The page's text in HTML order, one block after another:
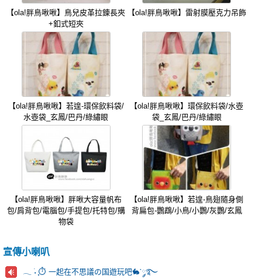
【ola!胖鳥啾啾】鳥兒皮革拉錬長夾
+釦式短夾
【ola!胖鳥啾啾】雷射膜壓克力吊飾
【ola!胖鳥啾啾】若遑-環保飲料袋/
水壺袋_玄鳳/巴丹/綠繡眼
【ola!胖鳥啾啾】環保飲料袋/水壺
袋_玄鳳/巴丹/綠繡眼
【ola!胖鳥啾啾】胖啾大容量帆布
包/肩背包/電腦包/手提包/托特包/購
物袋
【ola!胖鳥啾啾】若遑-鳥翅隨身側
背扁包-鸚鵡/小鳥/小鸚/灰鸚/玄鳳
宣傳小喇叭
𓂃 ࣪˖ ִֶָ⏱️ 一起在不思議の国遊玩吧🐇་༘࿐